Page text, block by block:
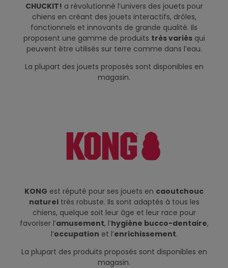
CHUCKIT! a révolutionné l’univers des jouets pour
chiens en créant des jouets interactifs, drôles,
fonctionnels et innovants de grande qualité. Ils
proposent une gamme de produits très variésqui
peuvent être utilisés sur terre comme dans l’eau.
La plupart des jouets proposés sont disponibles en
magasin.
KONG est réputé pour ses jouets en caoutchouc
natureltrès robuste. Ils sont adaptés à tous les
chiens, quelque soit leur âge et leur race pour
favoriser l’amusement, l’hygiène bucco-dentaire,
l’occupation et l’enrichissement.
La plupart des produits proposés sont disponibles en
magasin.